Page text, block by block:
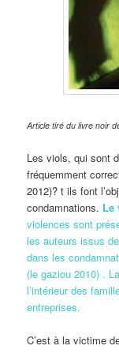
Article tiré du livre noir
Les viols, qui sont
fréquemment
2012)? t ils font
condamnations. Le
violences sont
les auteurs issus
dans les
(le gaziou 2010) .
l’intérieur des
entreprises.
C’est à la victime